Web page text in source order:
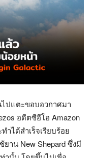
ปแตะขอบอวกาศมา
อดีตซีอีโอ Amazon
ได้สำเร็จเรียบร้อย
ยาน New Shepard ซึ่งมี